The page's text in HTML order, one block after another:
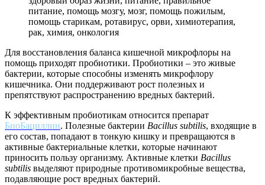
Для восстановления баланса кишечной микрофлоры на
помощь приходят пробиотики. Пробиотики – это живые
бактерии, которые способны изменять микрофлору
кишечника. Они поддерживают рост полезных и
препятствуют распространению вредных бактерий.
К эффективным пробиотикам относится препарат
БиоБациллин. Полезные бактерии Bacillus subtilis, входящие в
его состав, попадают в тонкую кишку и превращаются в
активные бактериальные клетки, которые начинают
приносить пользу организму. Активные клетки Bacillus
subtilis выделяют природные противомикробные вещества,
подавляющие рост вредных бактерий.